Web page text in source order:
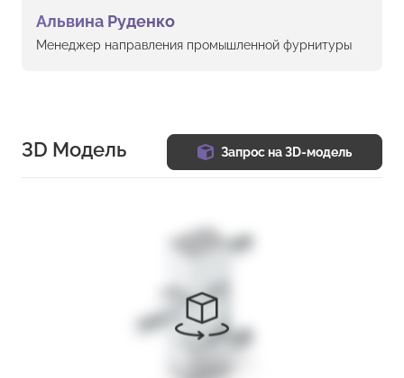
Альвина Руденко
Менеджер направления промышленной фурнитуры
3D Модель Запрос на 3D-модель